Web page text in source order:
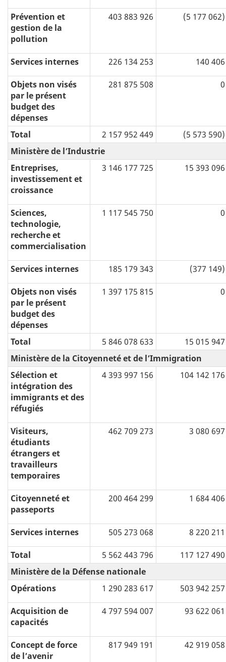
Prévention et
gestion de la
pollution
403 883 926 (5 177 062)
Services internes 226 134 253 140 406
Objets non visés
par le présent
budget des
dépenses
281 875 508 0
Total 2 157 952 449
(5 573 590)
Ministère de l’Industrie
Entreprises,
investissement et
croissance
3 146 177 725 15 393 096
Sciences,
technologie,
recherche et
commercialisation
1 117 545 750 0
Services internes 185 179 343 (377 149)
Objets non visés
par le présent
budget des
dépenses
1 397 175 815 0
Total 5 846 078 633
15 015 947
Ministère de la Citoyenneté et de l’Immigration
Sélection et
intégration des
immigrants et des
réfugiés
4 393 997 156 104 142 176
Visiteurs,
étudiants
étrangers et
travailleurs
temporaires
462 709 273 3 080 697
Citoyenneté et
passeports
200 464 299 1 684 406
Services internes 505 273 068 8 220 211
Total 5 562 443 796
117 127 490
Ministère de la Défense nationale
Opérations
1 290 283 617 503 942 257
Acquisition de
capacités
4 797 594 007 93 622 061
Concept de force
de l’avenir
817 949 191 42 919 058